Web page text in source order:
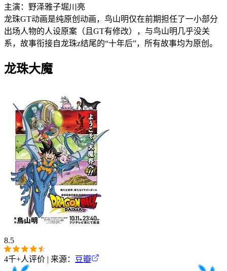
主演： 野泽雅子堀川亮
龙珠GT动画是纯原创动画，鸟山明仅在前期担任了一小部分
出场人物的人设原案（且GT有修改），与鸟山明几乎没关
系，故事衔接自龙珠z结尾的“十年后”，所有故事均为原创。
龙珠大魔
8.5
4千+人评价 | 来源： 豆瓣